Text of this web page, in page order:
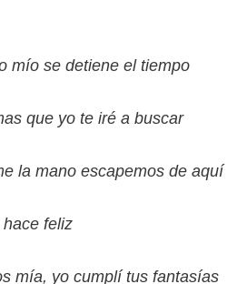
mío se detiene el tiempo
que yo te iré a buscar
la mano escapemos de aquí
feliz
mía, yo cumplí tus fantasías